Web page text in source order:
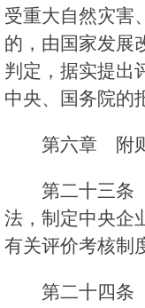
受重大自然灾害
的，由国家发展
判定，据实提出
中央、国务院的
第六章 附
第二十三条
法，制定中央企
有关评价考核制
第二十四条